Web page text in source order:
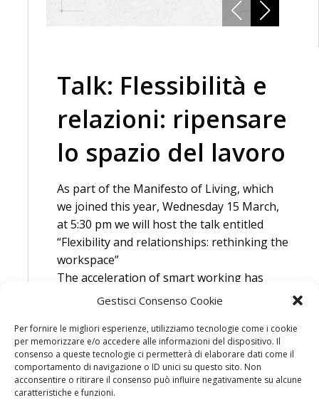
Gestisci Consenso Cookie
Per fornire le migliori esperienze, utilizziamo tecnologie come i cookie
per memorizzare e/o accedere alle informazioni del dispositivo. Il
consenso a queste tecnologie ci permetterà di elaborare dati come il
comportamento di navigazione o ID unici su questo sito. Non
acconsentire o ritirare il consenso può influire negativamente su alcune
caratteristiche e funzioni.
Talk: Flessibilità e
relazioni: ripensare
lo spazio del lavoro
As part of the Manifesto of Living, which
we joined this year, Wednesday 15 March,
at 5:30 pm we will host the talk entitled
“Flexibility and relationships: rethinking the
workspace”
The acceleration of smart working has
raised a crucial question about the role of
The office will no longer be the only place
to work, but a distinctive place dedicated to
innovation, collaboration and the
transmission of know-how and identity.